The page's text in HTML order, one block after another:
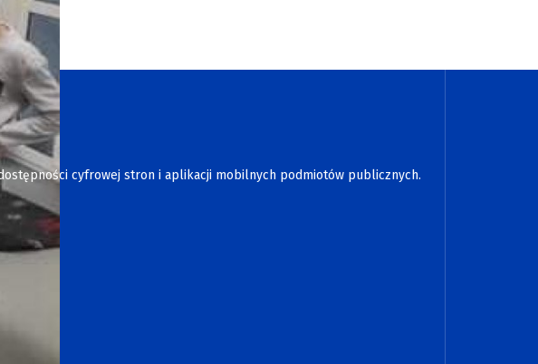
cyfrowej stron i aplikacji mobilnych podmiotów publicznych.